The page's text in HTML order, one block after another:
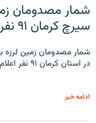
شمار مصدومان
سیرچ کرمان ۹۱ نفر اعلام شد
شمار مصدومان زمین لرزه
در استان کرمان ۹۱ نفر اعلام شد.
ادامه خبر